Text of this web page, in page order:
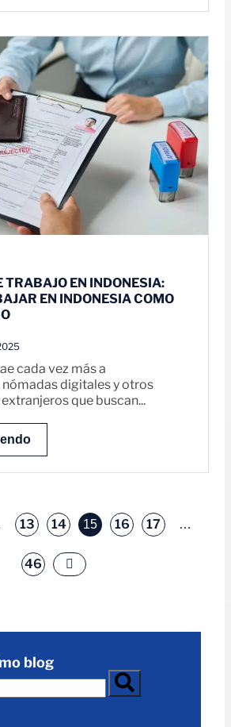
TRABAJO EN INDONESIA:
EN INDONESIA COMO
cada vez más a
digitales y otros
que buscan...
13 14 15 16 17 …
46
blog